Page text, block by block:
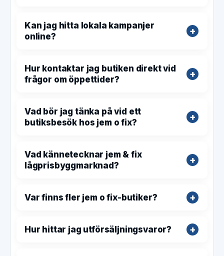
Kan jag hitta lokala kampanjer
online?
Hur kontaktar jag butiken direkt vid
frågor om öppettider?
Vad bör jag tänka på vid ett
butiksbesök hos jem o fix?
Vad kännetecknar jem & fix
lågprisbyggmarknad?
Var finns fler jem o fix-butiker?
Hur hittar jag utförsäljningsvaror?